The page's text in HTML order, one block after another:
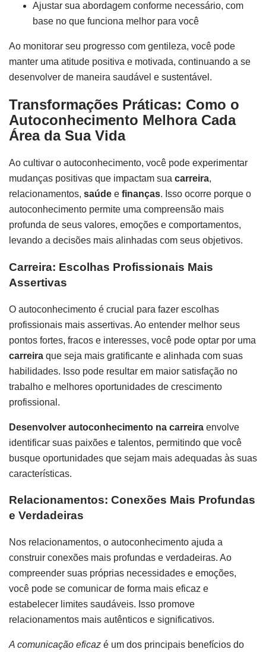
Ajustar sua abordagem conforme necessário, com
base no que funciona melhor para você
Ao monitorar seu progresso com gentileza, você pode
manter uma atitude positiva e motivada, continuando a se
desenvolver de maneira saudável e sustentável.
Transformações Práticas: Como o
Autoconhecimento Melhora Cada
Área da Sua Vida
Ao cultivar o autoconhecimento, você pode experimentar
mudanças positivas que impactam sua carreira,
relacionamentos, saúde e finanças. Isso ocorre porque o
autoconhecimento permite uma compreensão mais
profunda de seus valores, emoções e comportamentos,
levando a decisões mais alinhadas com seus objetivos.
Carreira: Escolhas Profissionais Mais
Assertivas
O autoconhecimento é crucial para fazer escolhas
profissionais mais assertivas. Ao entender melhor seus
pontos fortes, fracos e interesses, você pode optar por uma
carreira que seja mais gratificante e alinhada com suas
habilidades. Isso pode resultar em maior satisfação no
trabalho e melhores oportunidades de crescimento
profissional.
Desenvolver autoconhecimento na carreira envolve
identificar suas paixões e talentos, permitindo que você
busque oportunidades que sejam mais adequadas às suas
características.
Relacionamentos: Conexões Mais Profundas
e Verdadeiras
Nos relacionamentos, o autoconhecimento ajuda a
construir conexões mais profundas e verdadeiras. Ao
compreender suas próprias necessidades e emoções,
você pode se comunicar de forma mais eficaz e
estabelecer limites saudáveis. Isso promove
relacionamentos mais autênticos e significativos.
A comunicação eficaz é um dos principais benefícios do